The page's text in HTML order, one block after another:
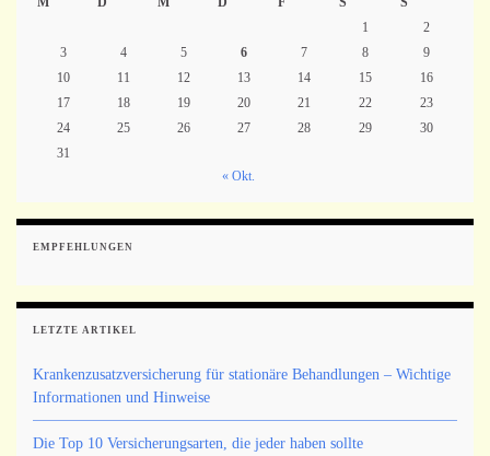
1
2
3
4 5 6 7 8
9
10
11 12 13 14 15
16
17
18 19 20 21 22
23
24
25 26 27 28 29
30
31
« Okt.
EMPFEHLUNGEN
LETZTE ARTIKEL
Krankenzusatzversicherung für stationäre Behandlungen – Wichtige
Informationen und Hinweise
Die Top 10 Versicherungsarten, die jeder haben sollte